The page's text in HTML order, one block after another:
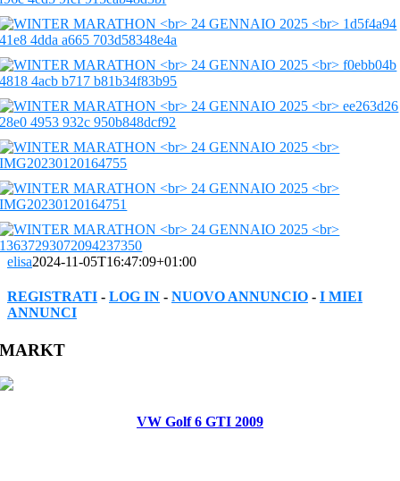
elisa2024-11-05T16:47:09+01:00
REGISTRATI - LOG IN - NUOVO ANNUNCIO - I MIEI
ANNUNCI
Facebook
Twitter
Reddit
LinkedIn
WhatsApp
Tumblr
Pinterest
Vk
Xing
Email
MARKT
VW Golf 6 GTI 2009